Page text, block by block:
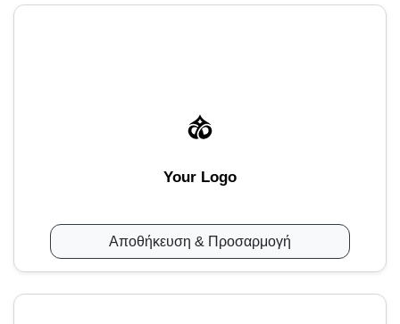
Your Logo
Αποθήκευση & Προσαρμογή